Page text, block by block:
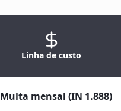
Linha de custo
Multa mensal (IN 1.888)